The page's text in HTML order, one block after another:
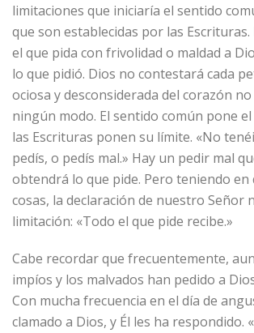
limitaciones que iniciaría el sentido
que son establecidas por las
el que pida con frivolidad o maldad a
lo que pidió. Dios no contestará cada
ociosa y desconsiderada del corazón
ningún modo. El sentido común pone el
las Escrituras ponen su límite. «No
pedís, o pedís mal.» Hay un pedir mal
obtendrá lo que pide. Pero teniendo en
cosas, la declaración de nuestro Señor
limitación: «Todo el que pide recibe.»
Cabe recordar que frecuentemente,
impíos y los malvados han pedido a
Con mucha frecuencia en el día de
clamado a Dios, y Él les ha respondido.